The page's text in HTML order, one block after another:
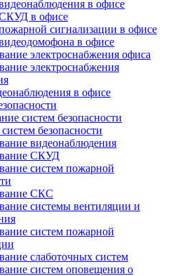
в офисе
в офисе
сигнализации в офисе
в офисе
электроснабжения офиса
электроснабжения
в офисе
систем безопасности
безопасности
видеонаблюдения
СКУД
систем пожарной
СКС
системы вентиляции и
систем пожарной
слаботочных систем
систем оповещения о